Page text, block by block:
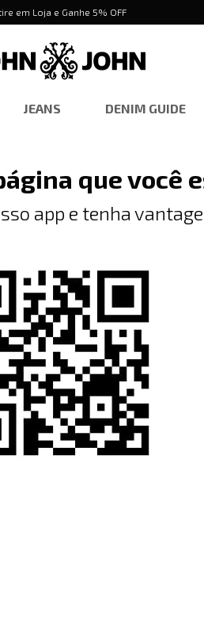
em Loja e Ganhe 5% OFF
JEANS DENIM GUIDE
que você
app e tenha